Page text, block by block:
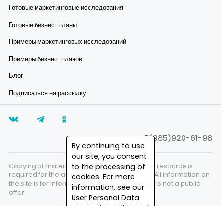
Готовые маркетинговые исследования
Готовые бизнес-планы
Примеры маркетинговых исследований
Примеры бизнес-планов
Блог
Подписаться на рассылку
+7(985)920-61-98
Copying of materials is prohibited. A link to the resource is
required for the agreed use of site materials. All information on
the site is for informational purposes only and is not a public
offer.
By continuing to use
our site, you consent
to the processing of
cookies. For more
information, see our
User Personal Data